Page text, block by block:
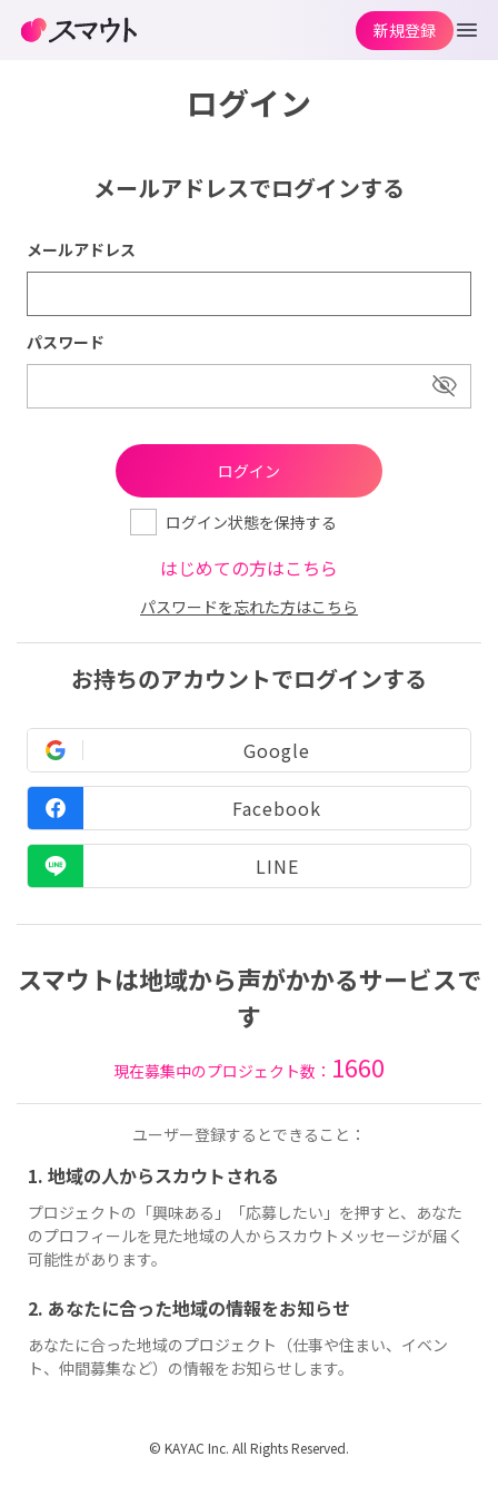
ログイン
メールアドレスでログインする
メールアドレス
パスワード
ログイン状態を保持する
はじめての方はこちら
パスワードを忘れた方はこちら
お持ちのアカウントでログインする
Google
Facebook
LINE
スマウトは地域から声がかかるサービスで
す
現在募集中のプロジェクト数： 1660
ユーザー登録するとできること：
1. 地域の人からスカウトされる
プロジェクトの「興味ある」「応募したい」を押すと、あなた
のプロフィールを見た地域の人からスカウトメッセージが届く
可能性があります。
2. あなたに合った地域の情報をお知らせ
あなたに合った地域のプロジェクト（仕事や住まい、イベン
ト、仲間募集など）の情報をお知らせします。
新規登録
© KAYAC Inc. All Rights Reserved.